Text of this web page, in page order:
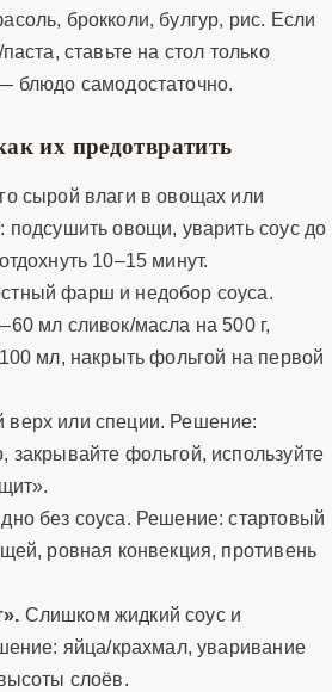
брокколи, булгур, рис. Если
ставьте на стол только
блюдо самодостаточно.
их предотвратить
сырой влаги в овощах или
овощи, уварить соус до
10–15 минут.
фарш и недобор соуса.
мл сливок/масла на 500 г,
мл, накрыть фольгой на первой
или специи. Решение:
закрывайте фольгой, используйте
без соуса. Решение: стартовый
ровная конвекция, противень
Слишком жидкий соус и
яйца/крахмал, уваривание
слоёв.